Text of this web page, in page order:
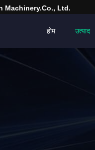
Machinery.Co., Ltd.
होम उत्पाद